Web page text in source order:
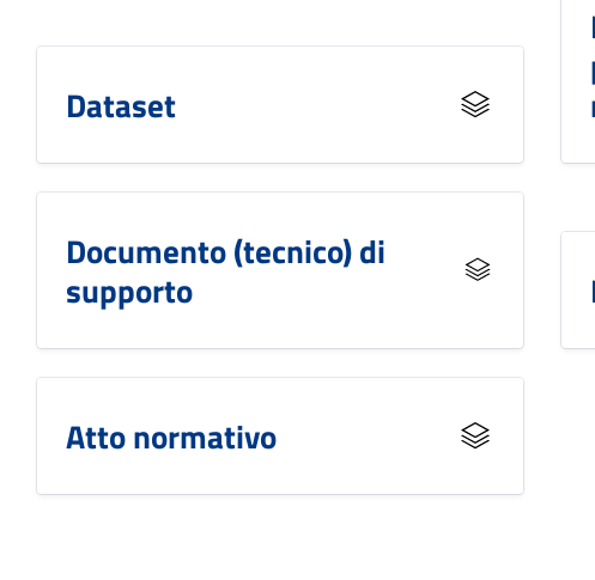
Dataset
Documento (tecnico) di
supporto
Atto normativo